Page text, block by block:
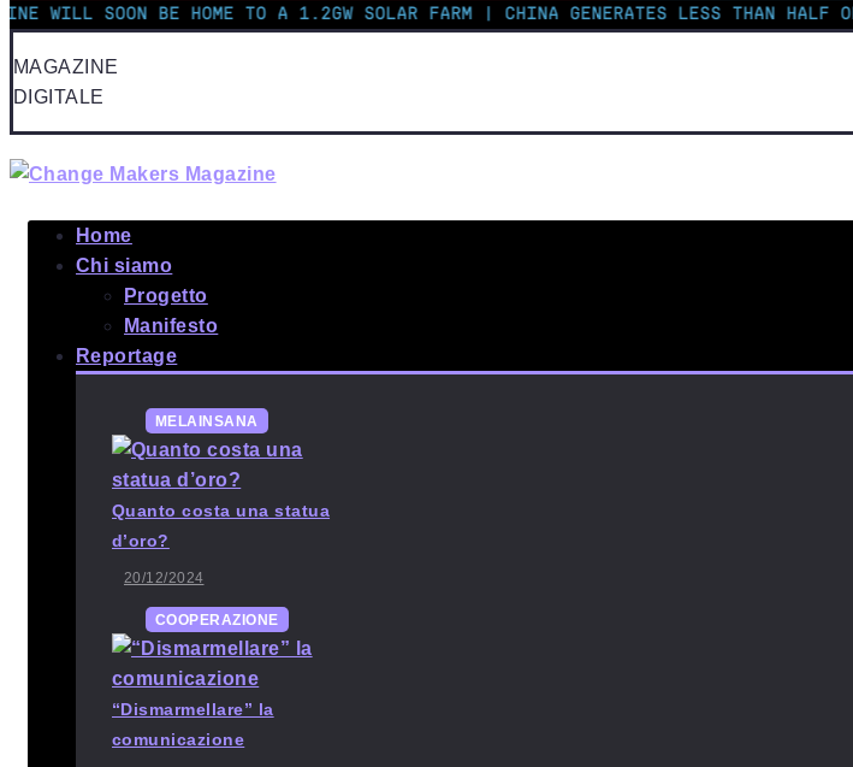
SOON BE HOME TO A 1.2GW SOLAR FARM | CHINA GENERATES LESS THAN HALF OF
MAGAZINE
DIGITALE
Home
Chi siamo
Progetto
Manifesto
Reportage
MELAINSANA
Quanto costa una statua
d’oro?
20/12/2024
COOPERAZIONE
“Dismarmellare” la
comunicazione